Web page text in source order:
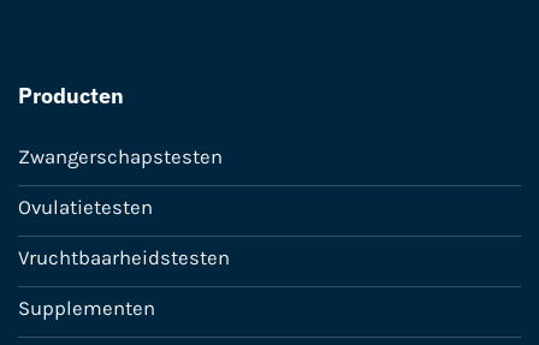
Producten
Zwangerschapstesten
Ovulatietesten
Vruchtbaarheidstesten
Supplementen